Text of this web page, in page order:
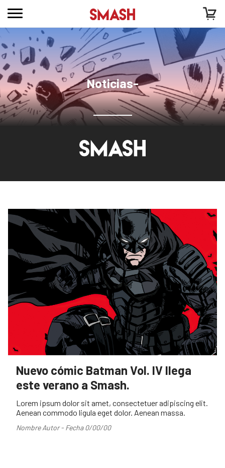
Noticias-
Nuevo cómic Batman Vol. IV llega
este verano a Smash.
Lorem ipsum dolor sit amet, consectetuer adipiscing elit.
Aenean commodo ligula eget dolor. Aenean massa.
Nombre Autor - Fecha 0/00/00